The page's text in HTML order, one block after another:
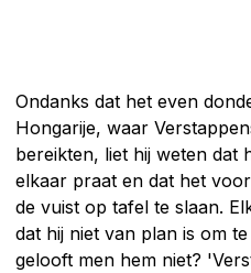
Ondanks dat het even
Hongarije, waar
bereikten, liet hij weten dat
elkaar praat en dat het
de vuist op tafel te slaan.
dat hij niet van plan is om
gelooft men hem niet?